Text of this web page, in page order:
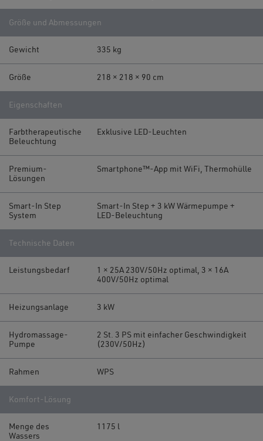
Größe und Abmessungen
Gewicht 335 kg
Größe 218 × 218 × 90 cm
Eigenschaften
Farbtherapeutische
Beleuchtung
Exklusive LED-Leuchten
Premium-
Lösungen
Smartphone™-App mit WiFi, Thermohülle
Smart-In Step
System
Smart-In Step + 3 kW Wärmepumpe +
LED-Beleuchtung
Technische Daten
Leistungsbedarf
1 × 25A 230V/50Hz optimal, 3 × 16A
400V/50Hz optimal
Heizungsanlage 3 kW
Hydromassage-
Pumpe
2 St. 3 PS mit einfacher Geschwindigkeit
(230V/50Hz)
Rahmen WPS
Komfort-Lösung
Menge des
Wassers
1175 l